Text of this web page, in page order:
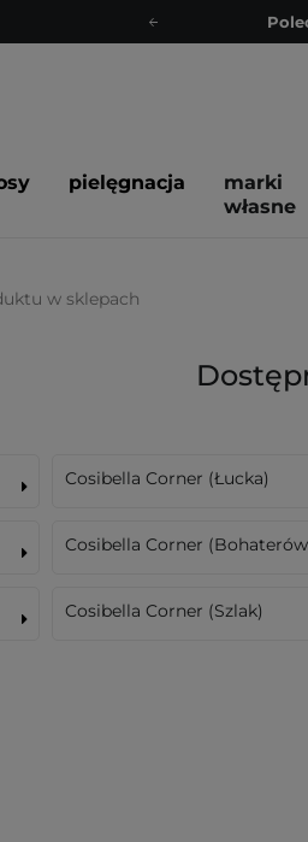
pielęgnacja
marki
własne
w sklepach
Cosibella Corner (Łucka)
Cosibella Corner
Cosibella Corner (Szlak)